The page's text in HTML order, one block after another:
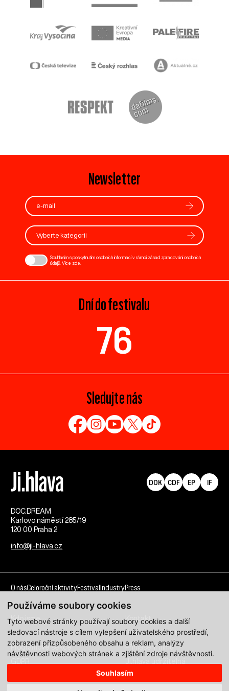
Používáme soubory cookies
Tyto webové stránky používají soubory cookies a další
sledovací nástroje s cílem vylepšení uživatelského prostředí,
zobrazení přizpůsobeného obsahu a reklam, analýzy
návštěvnosti webových stránek a zjištění zdroje návštěvnosti.
Souhlasím
Newsletter
Vyberte kategorii
Souhlasím s poskytnutím osobních informací v rámci zásad zpracování osobních
údajů. Více zde
Dní do festivalu
76
Sledujte nás
DOC.DREAM​
Karlovo náměstí 285/19
120 00 Praha 2
info@ji-hlava.cz
DOK CDF EP IF
O násCeloroční aktivityFestival IndustryPress
Kdo jsme
Kontakt
Partnerství
Pracovní příležitosti
Programové sekce
Přihlášení filmu